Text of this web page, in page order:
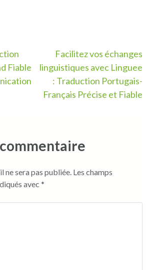
Fiable
Facilitez vos échanges
linguistiques avec Linguee
: Traduction Portugais-
Français Précise et Fiable
ne sera pas publiée. Les champs
avec *